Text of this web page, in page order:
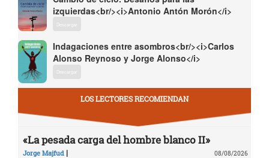
izquierdas<br/><i>Antonio Antón Morón</i>
Descargar
Indagaciones entre asombros<br/><i>Carlos
Alonso Reynoso y Jorge Alonso</i>
Descargar
LOS LECTORES RECOMIENDAN
«La pesada carga del hombre blanco II»
Jorge Majfud | 08/08/2026